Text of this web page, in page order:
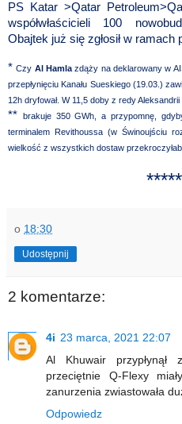
PS Katar >Qatar
współwłaścicieli 100
Obajtek już się zgłosił w
*Czy Al Hamla zdąży na deklarowany w
przepłynięciu Kanału Sueskiego (19.03.)
12h dryfował. W 11,5 doby z redy
** brakuje 350 GWh, a przypomnę,
terminalem Revithoussa (w Świnoujściu
wielkość z wszystkich dostaw
o 18:30
Udostępnij
2 komentarze:
4i 23 marca, 2021 22:07
Al Khuwair
przeciętnie Q-Flexy
zanurzenia zwiastowała
Odpowiedz